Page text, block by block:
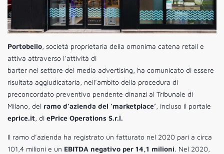
Portobello, società proprietaria della omonima catena retail e
attiva attraverso l’attività di
barter nel settore del media advertising, ha comunicato di essere
risultata aggiudicataria, nell’ambito della procedura di
preconcordato preventivo pendente dinanzi al Tribunale di
Milano, del ramo d’azienda del ‘marketplace’, incluso il portale
eprice.it, di ePrice Operations S.r.l.
Il ramo d’azienda ha registrato un fatturato nel 2020 pari a circa
101,4 milioni e un EBITDA negativo per 14,1 milioni. Nel 2020,